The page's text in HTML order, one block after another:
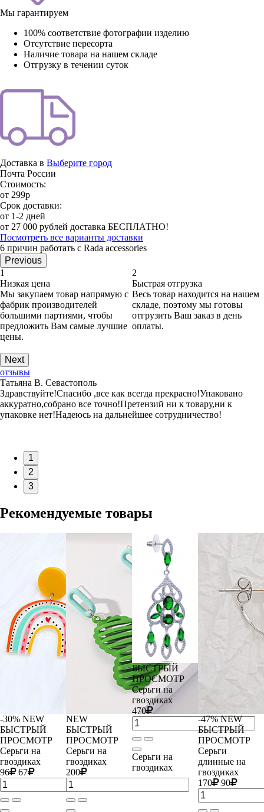
Мы гарантируем
100% соответствие фотографии изделию
Отсутствие пересорта
Наличие товара на нашем складе
Отгрузку в течении суток
Доставка в Выберите город
Почта России
Стоимость:
от 299р
Срок доставки:
от 1-2 дней
от 27 000 рублей доставка БЕСПЛАТНО!
Посмотреть все варианты доставки
6 причин работать с Rada accessories
Previous
1
Низкая цена
Мы закупаем товар напрямую с
фабрик производителей
большими партиями, чтобы
предложить Вам самые лучшие
цены.
2
Быстрая отгрузка
Весь товар находится на нашем
складе, поэтому мы готовы
отгрузить Ваш заказ в день
оплаты.
Next
отзывы
Татьяна В. Севастополь
Здравствуйте!Спасибо ,все как всегда прекрасно!Упаковано
аккуратно,собрано все точно!Претензий ни к товару,ни к
упаковке нет!Надеюсь на дальнейшее сотрудничество!
1
2
3
Рекомендуемые товары
-30% NEW
БЫСТРЫЙ
ПРОСМОТР
Серьги на
гвоздиках
96
67
NEW
БЫСТРЫЙ
ПРОСМОТР
Серьги на
гвоздиках
200
БЫСТРЫЙ
ПРОСМОТР
Серьги на
гвоздиках
470
Серьги на
гвоздиках
-47% NEW
БЫСТРЫЙ
ПРОСМОТР
Серьги
длинные на
гвоздиках
170
90